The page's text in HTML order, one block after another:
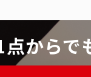
からで